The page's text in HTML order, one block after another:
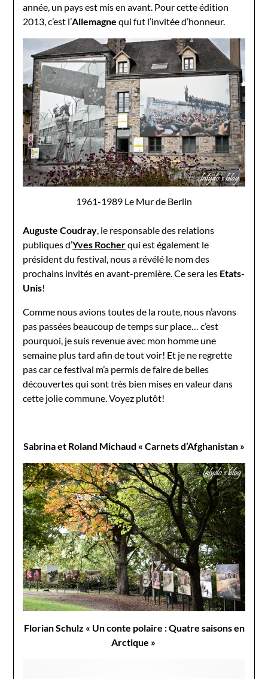
année, un pays est mis en avant. Pour cette édition
2013, c’est l’Allemagne qui fut l’invitée d’honneur.
1961-1989 Le Mur de Berlin
Auguste Coudray, le responsable des relations
publiques d’Yves Rocherqui est également le
président du festival, nous a révélé le nom des
prochains invités en avant-première. Ce sera les Etats-
Unis!
Comme nous avions toutes de la route, nous n’avons
pas passées beaucoup de temps sur place… c’est
pourquoi, je suis revenue avec mon homme une
semaine plus tard afin de tout voir! Et je ne regrette
pas car ce festival m’a permis de faire de belles
découvertes qui sont très bien mises en valeur dans
cette jolie commune. Voyez plutôt!
Sabrina et Roland Michaud « Carnets d’Afghanistan »
Florian Schulz « Un conte polaire : Quatre saisons en
Arctique »